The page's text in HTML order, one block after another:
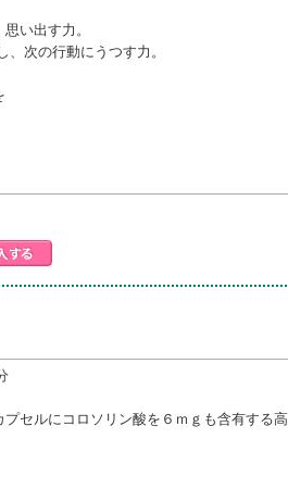
い出す力。
次の行動にうつす力。
セルにコロソリン酸を６ｍｇも含有する高